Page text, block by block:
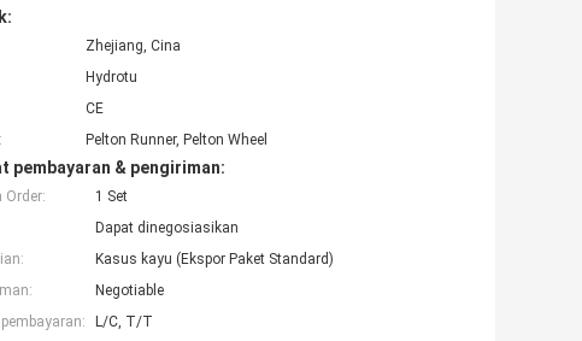
Zhejiang, Cina
Hydrotu
CE
Pelton Runner, Pelton Wheel
pembayaran & pengiriman:
Order:
1 Set
Dapat dinegosiasikan
Kasus kayu (Ekspor Paket Standard)
Negotiable
L/C, T/T